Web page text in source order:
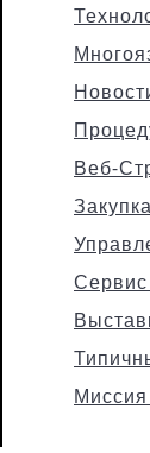
Веб-
Закупка